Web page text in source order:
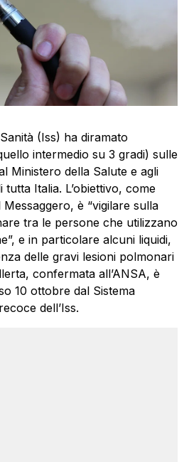
(Iss) ha diramato
intermedio su 3 gradi) sulle
Ministero della Salute e agli
tutta Italia. L’obiettivo, come
è “vigilare sulla
tra le persone che utilizzano
e in particolare alcuni liquidi,
delle gravi lesioni polmonari
confermata all’ANSA, è
10 ottobre dal Sistema
dell’Iss.